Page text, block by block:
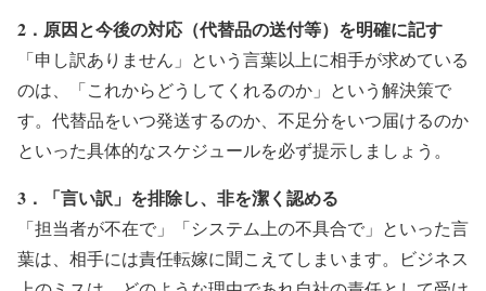
2．原因と今後の対応（代替品の送付等）を明確に記す
「申し訳ありません」という言葉以上に相手が求めている
のは、「これからどうしてくれるのか」という解決策で
す。代替品をいつ発送するのか、不足分をいつ届けるのか
といった具体的なスケジュールを必ず提示しましょう。
3．「言い訳」を排除し、非を潔く認める
「担当者が不在で」「システム上の不具合で」といった言
葉は、相手には責任転嫁に聞こえてしまいます。ビジネス